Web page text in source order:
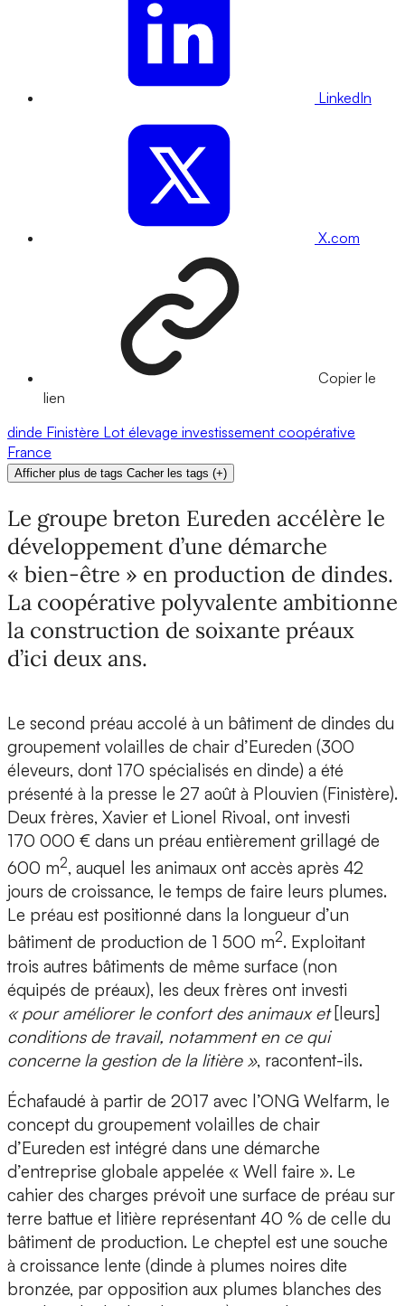
LinkedIn
X.com
Copier le
lien
dinde Finistère Lot élevage investissement coopérative
France
Afficher plus de tags Cacher les tags (+)
Le groupe breton Eureden accélère le
développement d’une démarche
« bien-être » en production de dindes.
La coopérative polyvalente ambitionne
la construction de soixante préaux
d’ici deux ans.
Le second préau accolé à un bâtiment de dindes du
groupement volailles de chair d’Eureden (300
éleveurs, dont 170 spécialisés en dinde) a été
présenté à la presse le 27 août à Plouvien (Finistère).
Deux frères, Xavier et Lionel Rivoal, ont investi
170 000 € dans un préau entièrement grillagé de
600 m2, auquel les animaux ont accès après 42
jours de croissance, le temps de faire leurs plumes.
Le préau est positionné dans la longueur d’un
bâtiment de production de 1 500 m2. Exploitant
trois autres bâtiments de même surface (non
équipés de préaux), les deux frères ont investi
« pour améliorer le confort des animaux et [leurs]
conditions de travail, notamment en ce qui
concerne la gestion de la litière », racontent-ils.
Échafaudé à partir de 2017 avec l’ONG Welfarm, le
concept du groupement volailles de chair
d’Eureden est intégré dans une démarche
d’entreprise globale appelée « Well faire ». Le
cahier des charges prévoit une surface de préau sur
terre battue et litière représentant 40 % de celle du
bâtiment de production. Le cheptel est une souche
à croissance lente (dinde à plumes noires dite
bronzée, par opposition aux plumes blanches des